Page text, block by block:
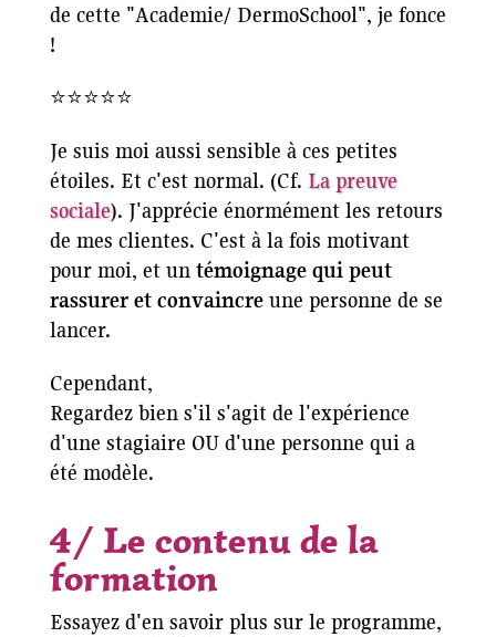
de cette "Academie/ DermoSchool", je fonce
!
⭐⭐⭐⭐⭐
Je suis moi aussi sensible à ces petites
étoiles. Et c'est normal. (Cf. La preuve
sociale). J'apprécie énormément les retours
de mes clientes. C'est à la fois motivant
pour moi, et un témoignage qui peut
rassurer et convaincreune personne de se
lancer.
Cependant,
Regardez bien s'il s'agit de l'expérience
d'une stagiaire OU d'une personne qui a
été modèle.
4/ Le contenu de la
formation
Essayez d'en savoir plus sur le programme,